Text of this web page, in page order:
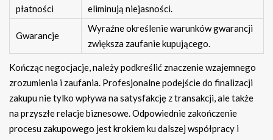
płatności
eliminują niejasności.
Gwarancje
Wyraźne określenie warunków gwarancji
zwiększa zaufanie kupującego.
Kończąc negocjacje, należy podkreślić znaczenie wzajemnego
zrozumienia i zaufania. Profesjonalne podejście do finalizacji
zakupu nie tylko wpływa na satysfakcję z transakcji, ale także
na przyszłe relacje biznesowe. Odpowiednie zakończenie
procesu zakupowego jest krokiem ku dalszej współpracy i